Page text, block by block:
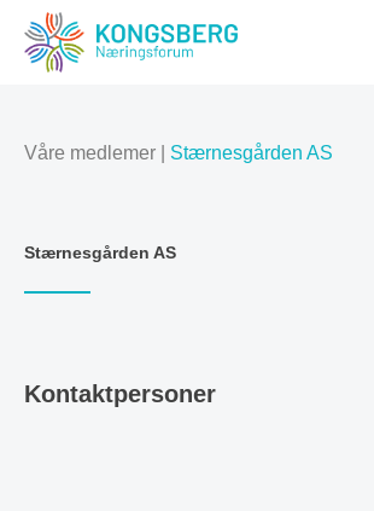
Våre medlemer Stærnesgården AS
Stærnesgården AS
Kontaktpersoner